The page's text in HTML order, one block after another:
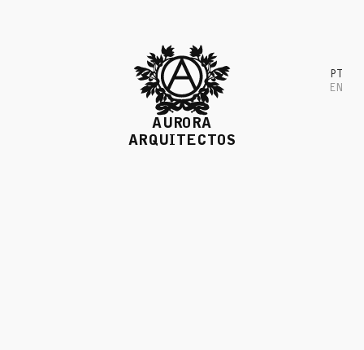
PT
EN
AURORA
ARQUITECTOS